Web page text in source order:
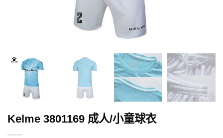
Kelme 3801169 成人/小童球衣